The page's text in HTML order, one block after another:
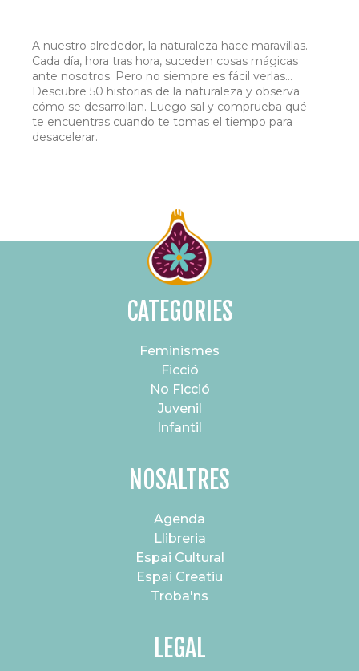
A nuestro alrededor, la naturaleza hace maravillas.
Cada día, hora tras hora, suceden cosas mágicas
ante nosotros. Pero no siempre es fácil verlas...
Descubre 50 historias de la naturaleza y observa
cómo se desarrollan. Luego sal y comprueba qué
te encuentras cuando te tomas el tiempo para
desacelerar.
CATEGORIES
Feminismes
Ficció
No Ficció
Juvenil
Infantil
NOSALTRES
Agenda
Llibreria
Espai Cultural
Espai Creatiu
Troba'ns
LEGAL